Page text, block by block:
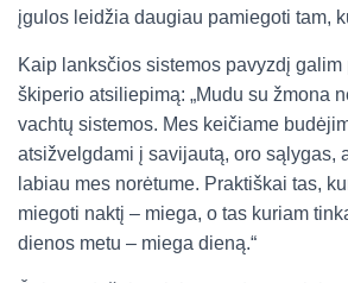
įgulos leidžia daugiau pamiegoti tam,
Kaip lanksčios sistemos pavyzdį
škiperio atsiliepimą: „Mudu su žmona
vachtų sistemos. Mes keičiame
atsižvelgdami į savijautą, oro sąlygas,
labiau mes norėtume. Praktiškai tas,
miegoti naktį – miega, o tas kuriam
dienos metu – miega dieną.“